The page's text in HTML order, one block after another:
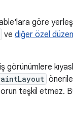
göre
ve diğer özel
teşkil etmez.